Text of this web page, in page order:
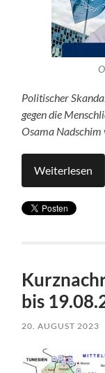
Politischer
gegen die
Osama Nadschim
Weiterlesen
bis
20. AUGUST 2023